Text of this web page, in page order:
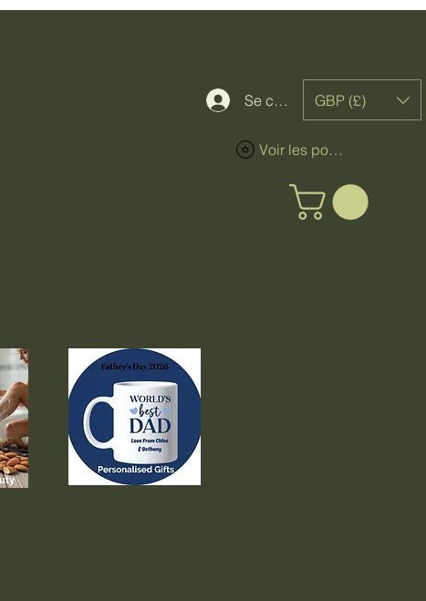
Se connecterGBP (£)
Voir les points